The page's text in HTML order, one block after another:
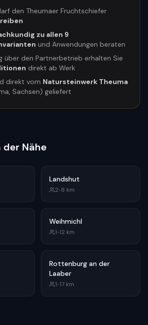
den Theumaer Fruchtschiefer
zu allen 9
und Anwendungen beraten
über den Partnerbetrieb erhalten Sie
direkt ab Werk
direkt vom Natursteinwerk Theuma
Sachsen) geliefert
Nähe
Landshut
2•8 km
Weihmichl
1•12 km
Rottenburg an der
Laaber
1•17 km